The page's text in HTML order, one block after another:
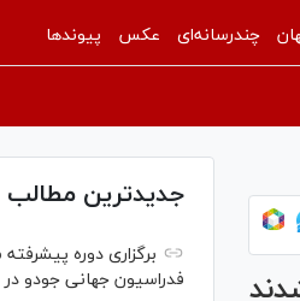
چندرسانه‌ای عکس پیوندها
جدیدترین مطالب
برگزاری دوره
فدراسیون جهانی جودو در